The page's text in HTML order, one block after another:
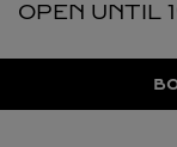
OPEN UNTIL